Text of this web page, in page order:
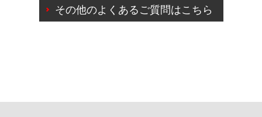
ご来店予約日の3営業日前を過ぎている場合のご予約
の日時変更につきましては、直接ご予約の店舗まで
その他のよくあるご質問はこちら